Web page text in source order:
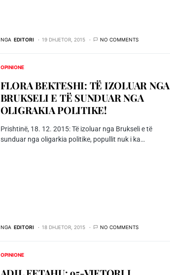
NGA EDITORI 19 DHJETOR, 2015 NO COMMENTS
OPINIONE
FLORA BEKTESHI: TË IZOLUAR NGA
BRUKSELI E TË SUNDUAR NGA
OLIGRAKIA POLITIKE!
Prishtinë, 18. 12. 2015: Të izoluar nga Brukseli e të
sunduar nga oligarkia politike, popullit nuk i ka…
NGA EDITORI 18 DHJETOR, 2015 NO COMMENTS
OPINIONE